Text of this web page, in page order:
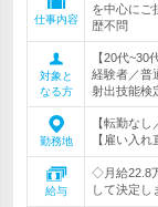
仕事内容
を中心に
歴不問
対象と
なる方
【20代
経験者／普
射出技能検
勤務地
【転勤な
【雇い入
給与
◇月給22.8
して決定